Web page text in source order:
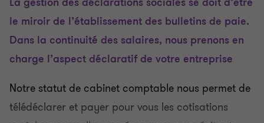
le miroir de l’établissement des bulletins de paie.
Dans la continuité des salaires, nous prenons en
charge l’aspect déclaratif de votre entreprise
Notre statut de cabinet comptable nous permet de
télédéclarer et payer pour vous les cotisations